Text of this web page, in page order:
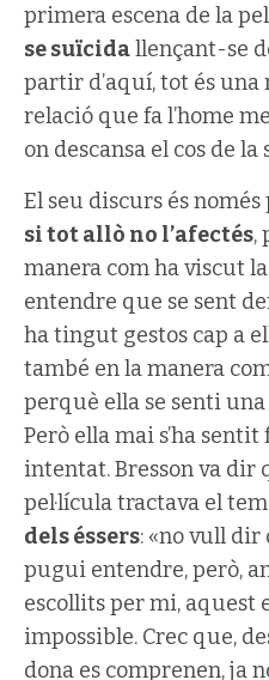
primera escena de la
se suïcidallençant-se
partir d’aquí, tot és
relació que fa l’home
on descansa el cos de la
El seu discurs és només
si tot allò no l’afectés,
manera com ha viscut
entendre que se sent
ha tingut gestos cap a
també en la manera
perquè ella se senti
Però ella mai s’ha
intentat. Bresson va dir
pel·lícula tractava el
dels éssers: «no vull dir
pugui entendre, però,
escollits per mi, aquest
impossible. Crec que,
dona es comprenen, ja